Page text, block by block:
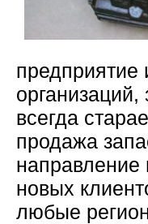
всегда
продажа
новых
любые